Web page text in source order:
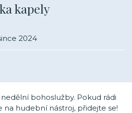
kapely
2024
bohoslužby. Pokud rádi
na hudební nástroj, přidejte se!